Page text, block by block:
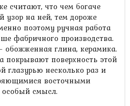
считают, что чем богаче
узор на ней, тем дороже
поэтому ручная работа
фабричного производства.
обожженная глина, керамика.
покрывают поверхность этой
глазурью несколько раз и
восточными
смысл.